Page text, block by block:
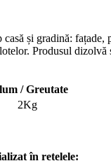
și gradină:
Produsul
/ Greutate
2Kg
în rețelele: